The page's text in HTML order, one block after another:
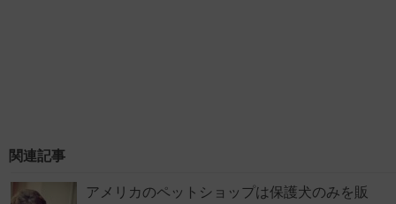
関連記事
アメリカのペットショップは保護犬のみを販